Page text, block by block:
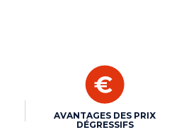
AVANTAGES DES PRIX
DÉGRESSIFS